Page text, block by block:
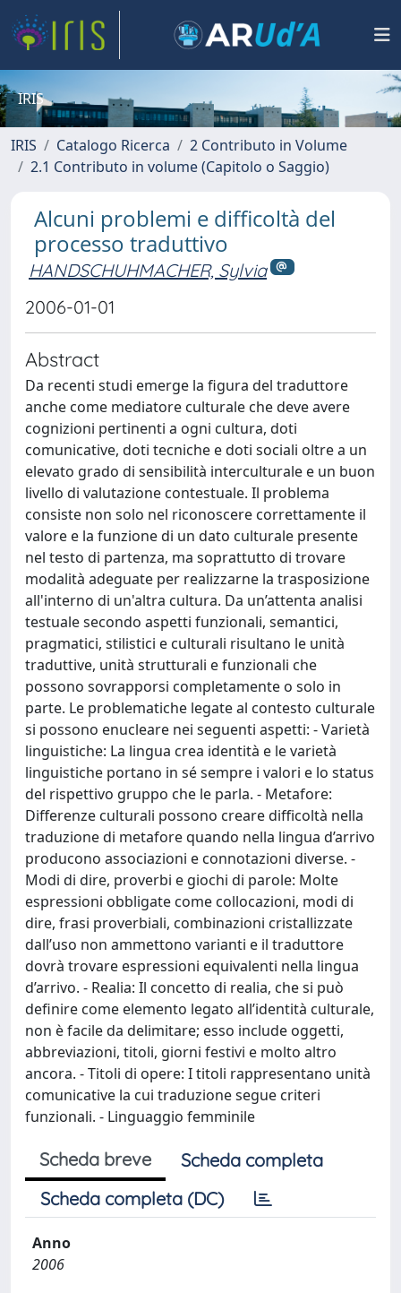
IRIS
IRIS Catalogo Ricerca
2 Contributo in Volume
2.1 Contributo in volume (Capitolo o Saggio)
Alcuni problemi e difficoltà del
processo traduttivo
HANDSCHUHMACHER, Sylvia
2006-01-01
Abstract
Da recenti studi emerge la figura del traduttore
anche come mediatore culturale che deve avere
cognizioni pertinenti a ogni cultura, doti
comunicative, doti tecniche e doti sociali oltre a un
elevato grado di sensibilità interculturale e un buon
livello di valutazione contestuale. Il problema
consiste non solo nel riconoscere correttamente il
valore e la funzione di un dato culturale presente
nel testo di partenza, ma soprattutto di trovare
modalità adeguate per realizzarne la trasposizione
all'interno di un'altra cultura. Da un’attenta analisi
testuale secondo aspetti funzionali, semantici,
pragmatici, stilistici e culturali risultano le unità
traduttive, unità strutturali e funzionali che
possono sovrapporsi completamente o solo in
parte. Le problematiche legate al contesto culturale
si possono enucleare nei seguenti aspetti: - Varietà
linguistiche: La lingua crea identità e le varietà
linguistiche portano in sé sempre i valori e lo status
del rispettivo gruppo che le parla. - Metafore:
Differenze culturali possono creare difficoltà nella
traduzione di metafore quando nella lingua d’arrivo
producono associazioni e connotazioni diverse. -
Modi di dire, proverbi e giochi di parole: Molte
espressioni obbligate come collocazioni, modi di
dire, frasi proverbiali, combinazioni cristallizzate
dall’uso non ammettono varianti e il traduttore
dovrà trovare espressioni equivalenti nella lingua
d’arrivo. - Realia: Il concetto di realia, che si può
definire come elemento legato all’identità culturale,
non è facile da delimitare; esso include oggetti,
abbreviazioni, titoli, giorni festivi e molto altro
ancora. - Titoli di opere: I titoli rappresentano unità
comunicative la cui traduzione segue criteri
funzionali. - Linguaggio femminile
Scheda breve
Scheda completa
Scheda completa (DC)
Anno
2006